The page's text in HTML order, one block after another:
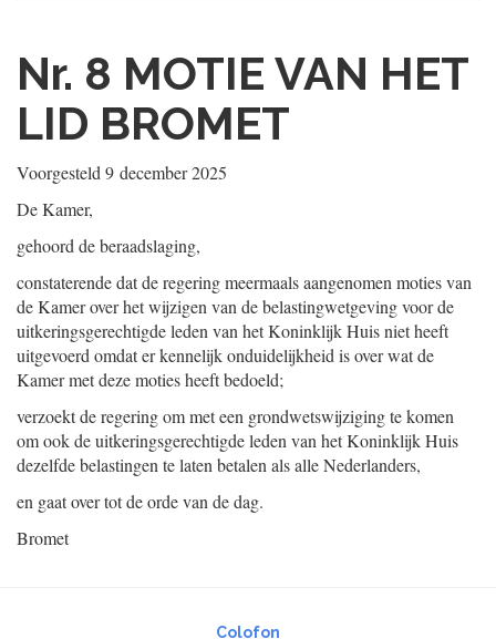
Nr. 8 MOTIE VAN HET
LID BROMET
Voorgesteld 9 december 2025
De Kamer,
gehoord de beraadslaging,
constaterende dat de regering meermaals aangenomen moties van
de Kamer over het wijzigen van de belastingwetgeving voor de
uitkeringsgerechtigde leden van het Koninklijk Huis niet heeft
uitgevoerd omdat er kennelijk onduidelijkheid is over wat de
Kamer met deze moties heeft bedoeld;
verzoekt de regering om met een grondwetswijziging te komen
om ook de uitkeringsgerechtigde leden van het Koninklijk Huis
dezelfde belastingen te laten betalen als alle Nederlanders,
en gaat over tot de orde van de dag.
Bromet
Colofon